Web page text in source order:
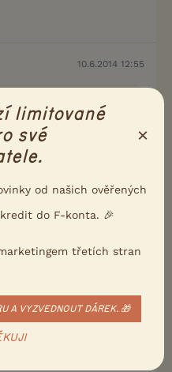
10.6.2014 12:55
ani ty lokty, co?
2/3 váhy těla... ach jo
téma: čím krmíte?
podobné zažívací
k diagnózám Vašeho
odborník sestavil
limitované
své
×
od našich ověřených
do F-konta. 🎉
třetích stran
A VYZVEDNOUT DÁREK. 🎁